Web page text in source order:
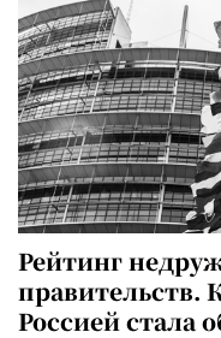
Рейтинг
правительств.
Россией стала